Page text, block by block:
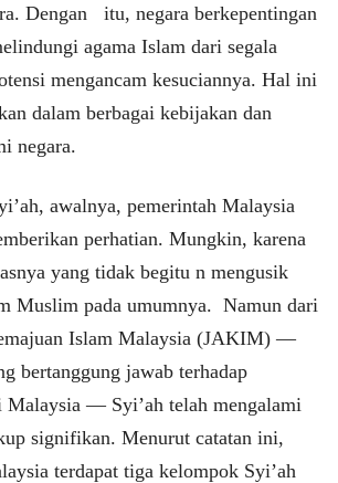
Dengan itu, negara berkepentingan
agama Islam dari segala
mengancam kesuciannya. Hal ini
dalam berbagai kebijakan dan
negara.
awalnya, pemerintah Malaysia
perhatian. Mungkin, karena
yang tidak begitu n mengusik
Muslim pada umumnya. Namun dari
Islam Malaysia (JAKIM) —
bertanggung jawab terhadap
Malaysia — Syi’ah telah mengalami
signifikan. Menurut catatan ini,
terdapat tiga kelompok Syi’ah